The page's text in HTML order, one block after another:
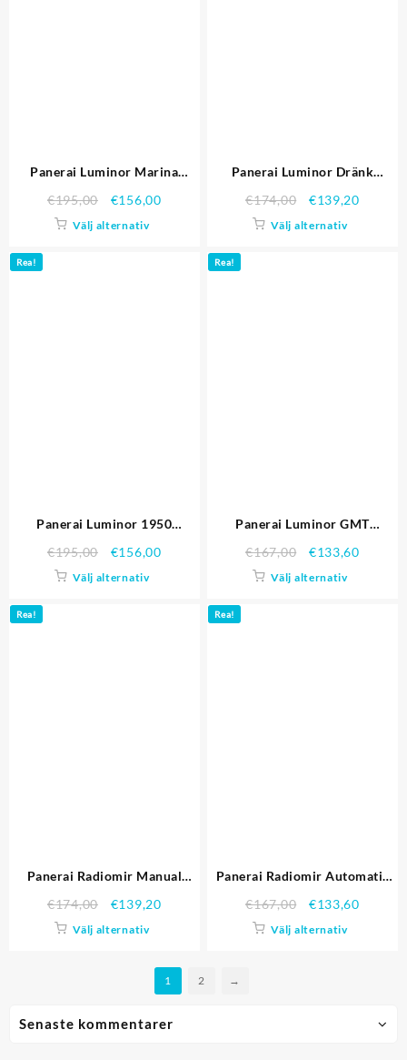
Senaste kommentarer
Panerai Luminor Marina
€195,00 €156,00
Välj alternativ
Panerai Luminor Dränk
€174,00 €139,20
Välj alternativ
Rea!
Panerai Luminor 1950
€195,00 €156,00
Välj alternativ
Rea!
Panerai Luminor GMT
€167,00 €133,60
Välj alternativ
Rea!
Panerai Radiomir Manual
€174,00 €139,20
Välj alternativ
Rea!
Panerai Radiomir Automatic
€167,00 €133,60
Välj alternativ
1 2 →